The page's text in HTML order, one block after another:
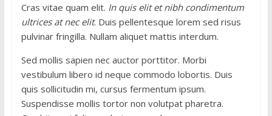
Cras vitae quam elit. In quis elit et nibh condimentum
ultrices at nec elit. Duis pellentesque lorem sed risus
pulvinar fringilla. Nullam aliquet mattis interdum.
Sed mollis sapien nec auctor porttitor. Morbi
vestibulum libero id neque commodo lobortis. Duis
quis sollicitudin mi, cursus fermentum ipsum.
Suspendisse mollis tortor non volutpat pharetra.